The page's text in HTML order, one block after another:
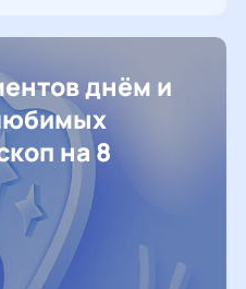
днём и
на 8